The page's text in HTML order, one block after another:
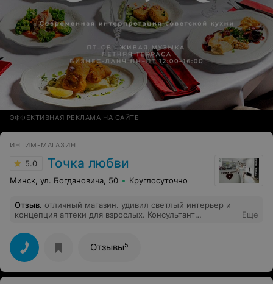
ЭФФЕКТИВНАЯ РЕКЛАМА НА САЙТЕ
ИНТИМ-МАГАЗИН
5.0 Точка любви
Минск, ул. Богдановича, 50 Круглосуточно
Отзыв. отличный магазин. удивил светлый интерьер и
концепция аптеки для взрослых. Консультант
с покупками.
Еще
Отзывы5